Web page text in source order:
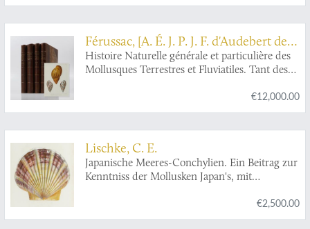
Férussac, [A. É. J. P. J. F. d'Audebert de]
(Baron) and G. P. Deshayes
Histoire Naturelle générale et particulière des
Mollusques Terrestres et Fluviatiles. Tant des
que des dépouilles fossiles de celles qui
n'existent plus; classés d'après les caractères
complete].
€12,000.00
Lischke, C. E.
Japanische Meeres-Conchylien. Ein Beitrag zur
Kenntniss der Mollusken Japan's, mit
Verbreitung derselben. I - III. [Complete].€2,500.00